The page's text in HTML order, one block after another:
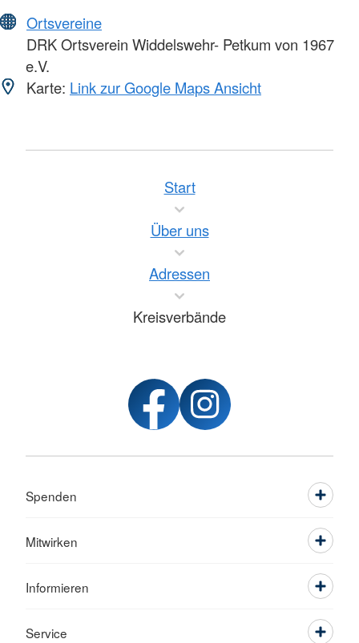
Ortsvereine
DRK Ortsverein Widdelswehr- Petkum von 1967
e.V.
Karte: Link zur Google Maps Ansicht
Start
Über uns
Adressen
Kreisverbände
Spenden
Mitwirken
Informieren
Service